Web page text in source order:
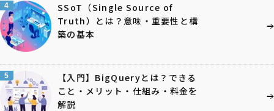
4
SSoT（Single Source of
Truth）とは？意味・重要性と構
築の基本
5
【入門】BigQueryとは？できる
こと・メリット・仕組み・料金を
解説